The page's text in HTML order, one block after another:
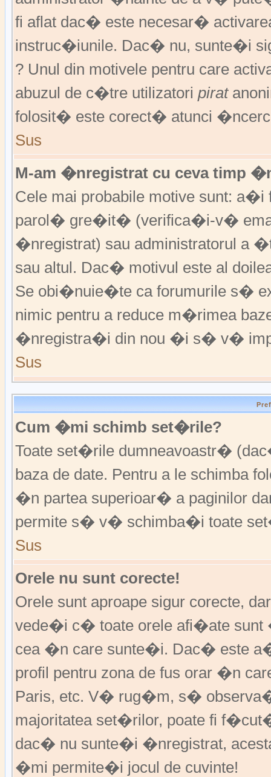
fi aflat dac� este necesar�
instruc�iunile. Dac� nu, sunte�i
? Unul din motivele pentru care
abuzul de c�tre utilizatori pirat
folosit� este corect� atunci
Sus
M-am �nregistrat cu ceva timp
Cele mai probabile motive sunt: a�i
parol� gre�it� (verifica�i-v�
�nregistrat) sau administratorul a
sau altul. Dac� motivul este al
Se obi�nuie�te ca forumurile s�
nimic pentru a reduce m�rimea
�nregistra�i din nou �i s� v�
Sus
Cum �mi schimb set�rile?
Toate set�rile dumneavoastr�
baza de date. Pentru a le schimba
�n partea superioar� a paginilor
permite s� v� schimba�i toate
Sus
Orele nu sunt corecte!
Orele sunt aproape sigur corecte,
vede�i c� toate orele afi�ate
cea �n care sunte�i. Dac� este
profil pentru zona de fus orar �n
Paris, etc. V� rug�m, s�
majoritatea set�rilor, poate fi
dac� nu sunte�i �nregistrat,
�mi permite�i jocul de cuvinte!